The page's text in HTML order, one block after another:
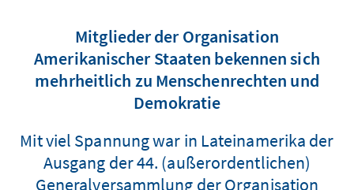
Mitglieder der Organisation
Amerikanischer Staaten bekennen sich
mehrheitlich zu Menschenrechten und
Demokratie
Mit viel Spannung war in Lateinamerika der
Ausgang der 44. (außerordentlichen)
Generalversammlung der Organisation